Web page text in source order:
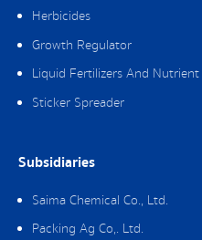
Herbicides
Growth Regulator
Liquid Fertilizers And Nutrient
Sticker Spreader
Subsidiaries
Saima Chemical Co., Ltd.
Packing Ag Co,. Ltd.